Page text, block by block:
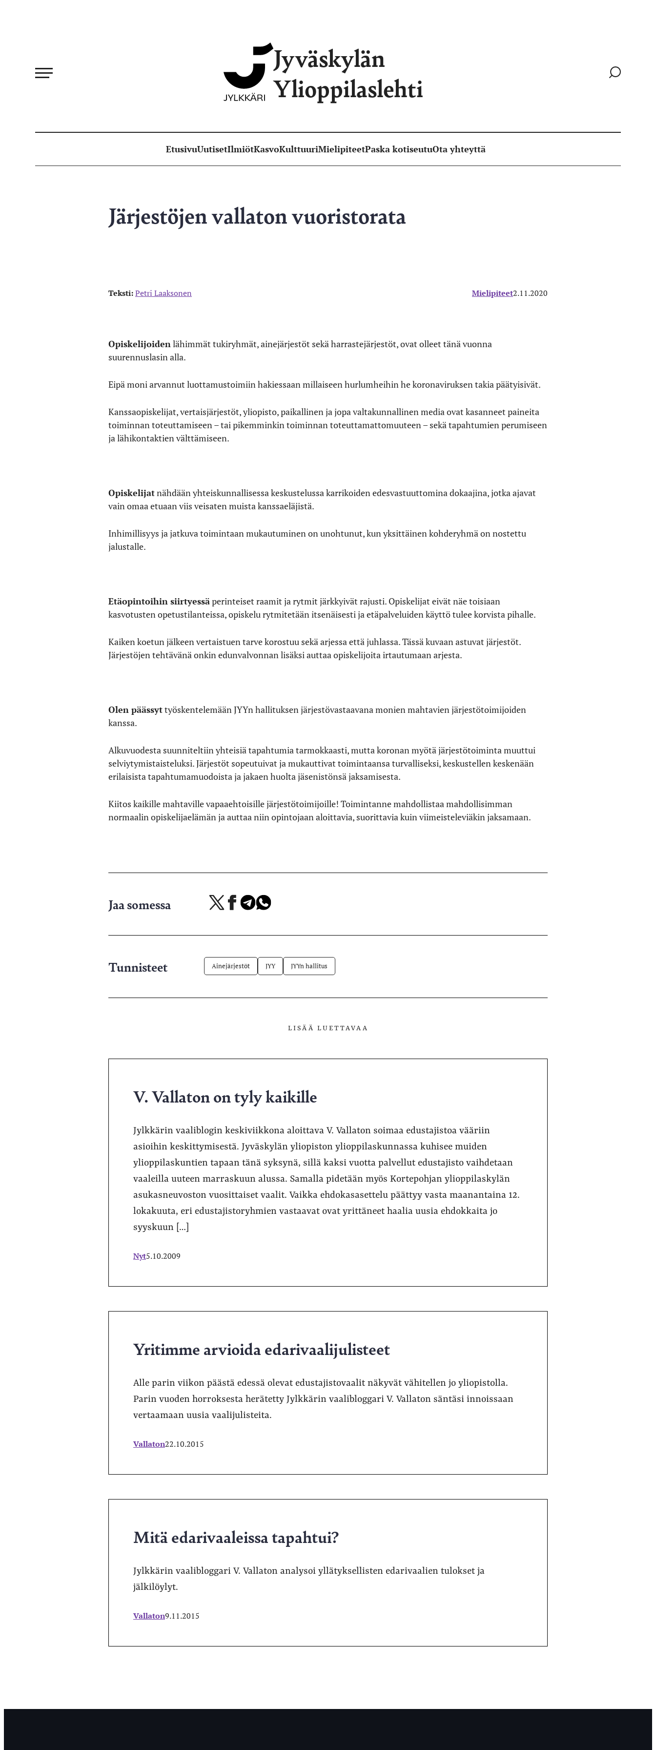
Jyväskylän
Ylioppilaslehti
Siirry
EtusivuUutisetIlmiötKasvoKulttuuriMielipiteetPaska kotiseutuOta yhteyttä
Järjestöjen vallaton vuoristorata
Teksti:Petri Laaksonen Mielipiteet2.11.2020
Opiskelijoidenlähimmät tukiryhmät, ainejärjestöt sekä harrastejärjestöt, ovat olleet tänä vuonna
suurennuslasin alla.
Eipä moni arvannut luottamustoimiin hakiessaan millaiseen hurlumheihin he koronaviruksen takia päätyisivät.
Kanssaopiskelijat, vertaisjärjestöt, yliopisto, paikallinen ja jopa valtakunnallinen media ovat kasanneet paineita
toiminnan toteuttamiseen – tai pikemminkin toiminnan toteuttamattomuuteen – sekä tapahtumien perumiseen
ja lähikontaktien välttämiseen.
Opiskelijatnähdään yhteiskunnallisessa keskustelussa karrikoiden edesvastuuttomina dokaajina, jotka ajavat
vain omaa etuaan viis veisaten muista kanssaeläjistä.
Inhimillisyys ja jatkuva toimintaan mukautuminen on unohtunut, kun yksittäinen kohderyhmä on nostettu
jalustalle.
Etäopintoihin siirtyessäperinteiset raamit ja rytmit järkkyivät rajusti. Opiskelijat eivät näe toisiaan
kasvotusten opetustilanteissa, opiskelu rytmitetään itsenäisesti ja etäpalveluiden käyttö tulee korvista pihalle.
Kaiken koetun jälkeen vertaistuen tarve korostuu sekä arjessa että juhlassa. Tässä kuvaan astuvat järjestöt.
Järjestöjen tehtävänä onkin edunvalvonnan lisäksi auttaa opiskelijoita irtautumaan arjesta.
Olen päässyttyöskentelemään JYYn hallituksen järjestövastaavana monien mahtavien järjestötoimijoiden
kanssa.
Alkuvuodesta suunniteltiin yhteisiä tapahtumia tarmokkaasti, mutta koronan myötä järjestötoiminta muuttui
selviytymistaisteluksi. Järjestöt sopeutuivat ja mukauttivat toimintaansa turvalliseksi, keskustellen keskenään
erilaisista tapahtumamuodoista ja jakaen huolta jäsenistönsä jaksamisesta.
Kiitos kaikille mahtaville vapaaehtoisille järjestötoimijoille! Toimintanne mahdollistaa mahdollisimman
normaalin opiskelijaelämän ja auttaa niin opintojaan aloittavia, suorittavia kuin viimeisteleviäkin jaksamaan.
Jaa somessa
Jaa
palvelussa
Jaa Jaa Jaa
Tunnisteet Ainejärjestöt JYY JYYn hallitus
LISÄÄ LUETTAVAA
V. Vallaton on tyly kaikille
Jylkkärin vaaliblogin keskiviikkona aloittava V. Vallaton soimaa edustajistoa vääriin
asioihin keskittymisestä. Jyväskylän yliopiston ylioppilaskunnassa kuhisee muiden
ylioppilaskuntien tapaan tänä syksynä, sillä kaksi vuotta palvellut edustajisto vaihdetaan
vaaleilla uuteen marraskuun alussa. Samalla pidetään myös Kortepohjan ylioppilaskylän
asukasneuvoston vuosittaiset vaalit. Vaikka ehdokasasettelu päättyy vasta maanantaina 12.
lokakuuta, eri edustajistoryhmien vastaavat ovat yrittäneet haalia uusia ehdokkaita jo
syyskuun […]
Nyt5.10.2009
Yritimme arvioida edarivaalijulisteet
Alle parin viikon päästä edessä olevat edustajistovaalit näkyvät vähitellen jo yliopistolla.
Parin vuoden horroksesta herätetty Jylkkärin vaalibloggari V. Vallaton säntäsi innoissaan
vertaamaan uusia vaalijulisteita.
Vallaton22.10.2015
Mitä edarivaaleissa tapahtui?
Jylkkärin vaalibloggari V. Vallaton analysoi yllätyksellisten edarivaalien tulokset ja
jälkilöylyt.
Vallaton9.11.2015